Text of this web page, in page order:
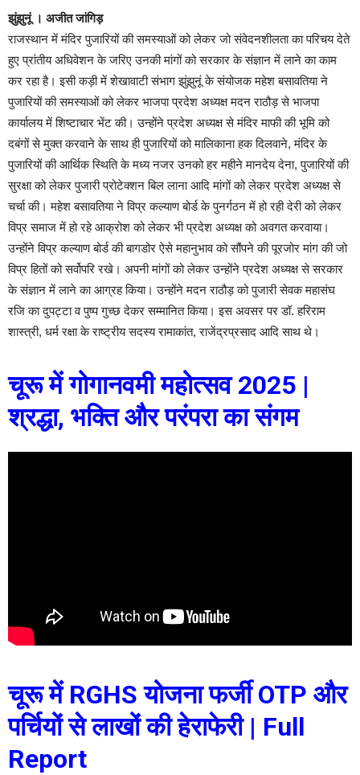
झुंझुनूं । अजीत जांगिड़
राजस्थान में मंदिर पुजारियों की समस्याओं को लेकर जो संवेदनशीलता का परिचय देते
हुए प्रांतीय अधिवेशन के जरिए उनकी मांगों को सरकार के संज्ञान में लाने का काम
कर रहा है। इसी कड़ी में शेखावाटी संभाग झुंझुनूं के संयोजक महेश बसावतिया ने
पुजारियों की समस्याओं को लेकर भाजपा प्रदेश अध्यक्ष मदन राठौड़ से भाजपा
कार्यालय में शिष्टाचार भेंट की। उन्होंने प्रदेश अध्यक्ष से मंदिर माफी की भूमि को
दबंगों से मुक्त करवाने के साथ ही पुजारियों को मालिकाना हक दिलवाने, मंदिर के
पुजारियों की आर्थिक स्थिति के मध्य नजर उनको हर महीने मानदेय देना, पुजारियों की
सुरक्षा को लेकर पुजारी प्रोटेक्शन बिल लाना आदि मांगों को लेकर प्रदेश अध्यक्ष से
चर्चा की। महेश बसावतिया ने विप्र कल्याण बोर्ड के पुनर्गठन में हो रही देरी को लेकर
विप्र समाज में हो रहे आक्रोश को लेकर भी प्रदेश अध्यक्ष को अवगत करवाया।
उन्होंने विप्र कल्याण बोर्ड की बागडोर ऐसे महानुभाव को सौंपने की पूरजोर मांग की जो
विप्र हितों को सर्वोपरि रखे। अपनी मांगों को लेकर उन्होंने प्रदेश अध्यक्ष से सरकार
के संज्ञान में लाने का आग्रह किया। उन्होंने मदन राठौड़ को पुजारी सेवक महासंघ
रजि का दुपट्टा व पुष्प गुच्छ देकर सम्मानित किया। इस अवसर पर डॉ. हरिराम
शास्त्री, धर्म रक्षा के राष्ट्रीय सदस्य रामाकांत, राजेंद्रप्रसाद आदि साथ थे।
चूरू में गोगानवमी महोत्सव 2025 |
श्रद्धा, भक्ति और परंपरा का संगम
चूरू में RGHS योजना फर्जी OTP और
पर्चियों से लाखों की हेराफेरी | Full
Report